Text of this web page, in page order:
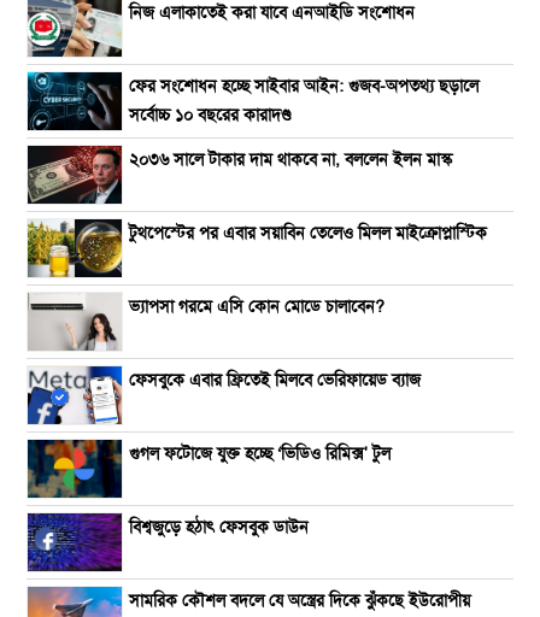
নিজ এলাকাতেই করা যাবে এনআইডি সংশোধন
ফের সংশোধন হচ্ছে সাইবার আইন: গুজব-অপতথ্য ছড়ালে
সর্বোচ্চ ১০ বছরের কারাদণ্ড
২০৩৬ সালে টাকার দাম থাকবে না, বললেন ইলন মাস্ক
টুথপেস্টের পর এবার সয়াবিন তেলেও মিলল মাইক্রোপ্লাস্টিক
ভ্যাপসা গরমে এসি কোন মোডে চালাবেন?
ফেসবুকে এবার ফ্রিতেই মিলবে ভেরিফায়েড ব্যাজ
গুগল ফটোজে যুক্ত হচ্ছে ‘ভিডিও রিমিক্স' টুল
বিশ্বজুড়ে হঠাৎ ফেসবুক ডাউন
সামরিক কৌশল বদলে যে অস্ত্রের দিকে ঝুঁকছে ইউরোপীয়